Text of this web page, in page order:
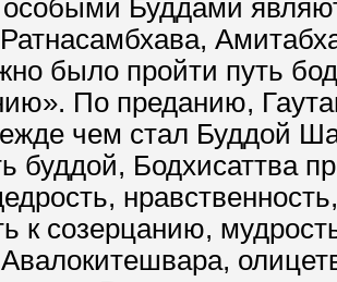
Буддами
было пройти путь
По преданию,
чем стал Буддой
буддой, Бодхисаттва
к созерцанию,